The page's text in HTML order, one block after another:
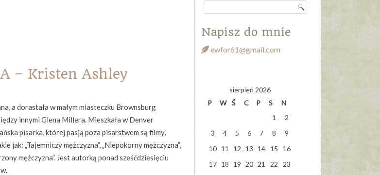
– Kristen Ashley
a dorastała w małym miasteczku Brownsburg
innymi Glena Millera. Mieszkała w Denver
pisarka, której pasją poza pisarstwem są filmy,
jak: „Tajemniczy mężczyzna”, „Niepokorny mężczyzna”,
mężczyzna”. Jest autorką ponad sześćdziesięciu
Napisz do mnie
ewfor61@gmail.com
sierpień 2026
P
W Ś C P S
N
1
2
3
4 5 6 7 8
9
10
11 12 13 14 15
16
17
18 19 20 21 22
23